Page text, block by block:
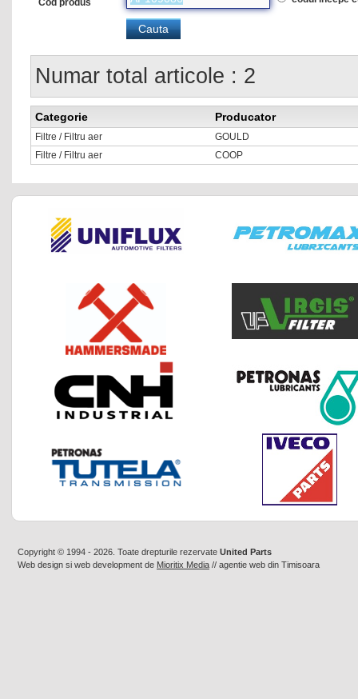
Cod produs
Numar total articole : 2
Categorie Producator
Filtre / Filtru aer
GOULD
Filtre / Filtru aer
COOP
Copyright © 1994 - 2026. Toate drepturile rezervate United Parts
Web design si web development de Mioritix Media // agentie web din Timisoara